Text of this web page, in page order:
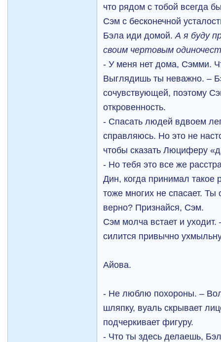
что рядом с тобой всегда
Сэм с бесконечной
Бэла иди домой.А я буду
своим чертовым
- У меня нет дома, Сэмми.
Выглядишь ты неважно. –
сочувствующей, поэтому
откровенность.
- Спасать людей вдвоем
справляюсь. Но это не
чтобы сказать Люциферу
- Но тебя это все же
Дин, когда принимал
тоже многих не спасает. Ты
верно? Признайся, Сэм.
Сэм молча встает и
силится привычно
Айова.
- Не люблю похороны. –
шляпку, вуаль скрывает
подчеркивает фигуру.
- Что ты здесь делаешь,